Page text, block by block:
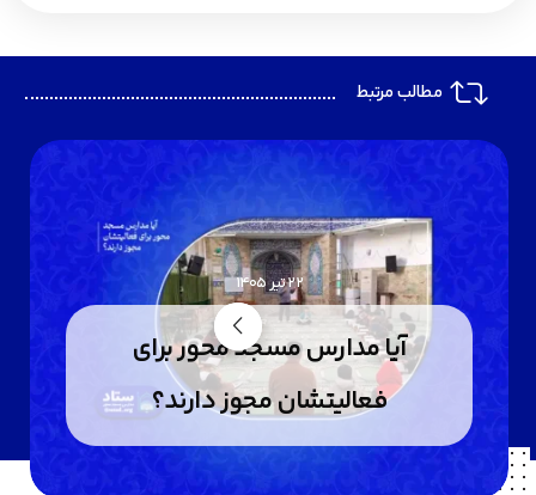
مطالب مرتبط
22 تیر 1405
آیا مدارس مسجد محور برای
فعالیتشان مجوز دارند؟